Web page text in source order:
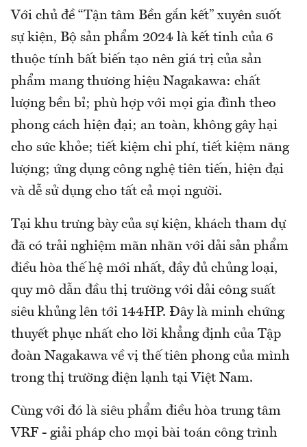
Với chủ đề “Tận tâm Bền gắn kết” xuyên suốt
sự kiện, Bộ sản phẩm 2024 là kết tinh của 6
thuộc tính bất biến tạo nên giá trị của sản
phẩm mang thương hiệu Nagakawa: chất
lượng bền bỉ; phù hợp với mọi gia đình theo
phong cách hiện đại; an toàn, không gây hại
cho sức khỏe; tiết kiệm chi phí, tiết kiệm năng
lượng; ứng dụng công nghệ tiên tiến, hiện đại
và dễ sử dụng cho tất cả mọi người.
Tại khu trưng bày của sự kiện, khách tham dự
đã có trải nghiệm mãn nhãn với dải sản phẩm
điều hòa thế hệ mới nhất, đầy đủ chủng loại,
quy mô dẫn đầu thị trường với dải công suất
siêu khủng lên tới 144HP. Đây là minh chứng
thuyết phục nhất cho lời khẳng định của Tập
đoàn Nagakawa về vị thế tiên phong của mình
trong thị trường điện lạnh tại Việt Nam.
Cùng với đó là siêu phẩm điều hòa trung tâm
VRF - giải pháp cho mọi bài toán công trình